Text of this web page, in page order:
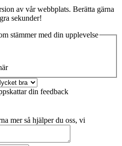
av vår webbplats. Berätta gärna
sekunder!
stämmer med din upplevelse
din feedback
mer så hjälper du oss, vi